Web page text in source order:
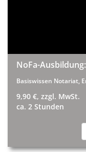
NoFa-
Basiswissen Notariat,
9,90 €, zzgl. MwSt.
ca. 2 Stunden